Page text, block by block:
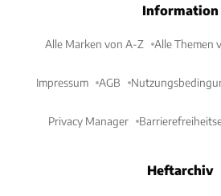
Information
Alle Marken von A-Z Alle Themen
Impressum AGB
Privacy Manager
Heftarchiv